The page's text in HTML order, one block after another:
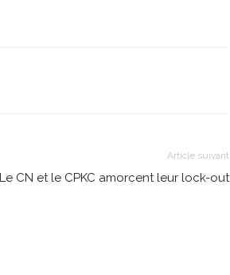
Article suivant
Le CN et le CPKC amorcent leur lock-out